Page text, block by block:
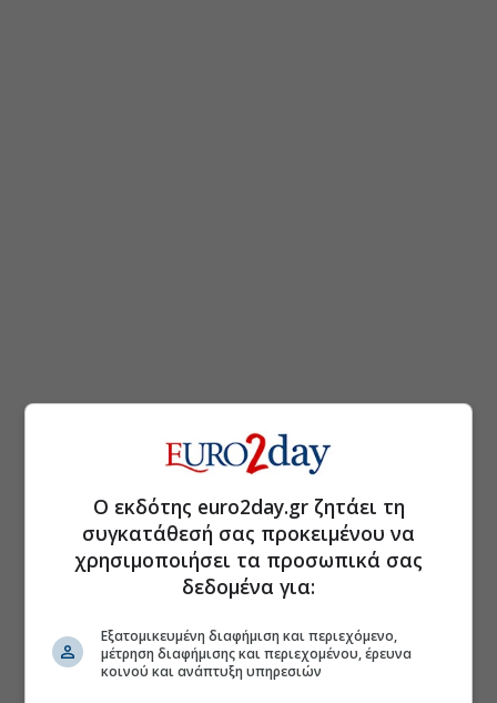
Ο εκδότης euro2day.gr ζητάει τη
συγκατάθεσή σας προκειμένου να
χρησιμοποιήσει τα προσωπικά σας
δεδομένα για:
Εξατομικευμένη διαφήμιση και περιεχόμενο,
μέτρηση διαφήμισης και περιεχομένου, έρευνα
κοινού και ανάπτυξη υπηρεσιών